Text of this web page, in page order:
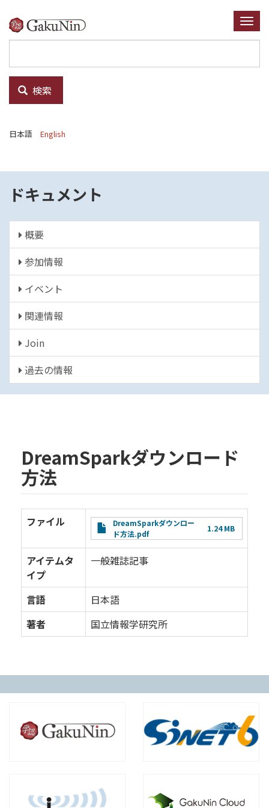
イ
ン
ン
テ
ツ
検索
日本語 English
ドキュメント
概要
参加情報
イベント
関連情報
Join
過去の情報
DreamSparkダウンロード
方法
ファイル File
DreamSparkダウンロー
ド方法.pdf
1.24 MB
アイテムタ
イプ
一般雑誌記事
言語
日本語
著者
国立情報学研究所